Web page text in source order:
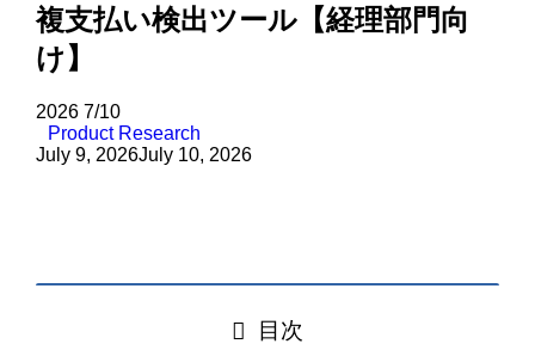
複支払い検出ツール【経理部門向
け】
2026 7/10
Product Research
July 9, 2026July 10, 2026
目次